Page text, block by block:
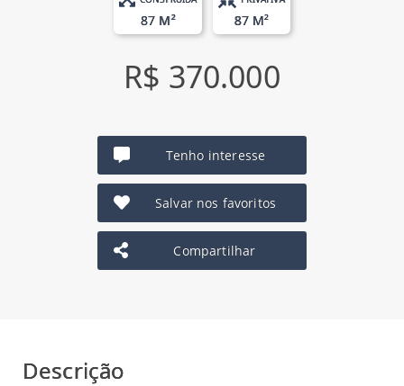
87 M² 87 M²
R$ 370.000
Tenho interesse
Salvar nos favoritos
Compartilhar
Descrição